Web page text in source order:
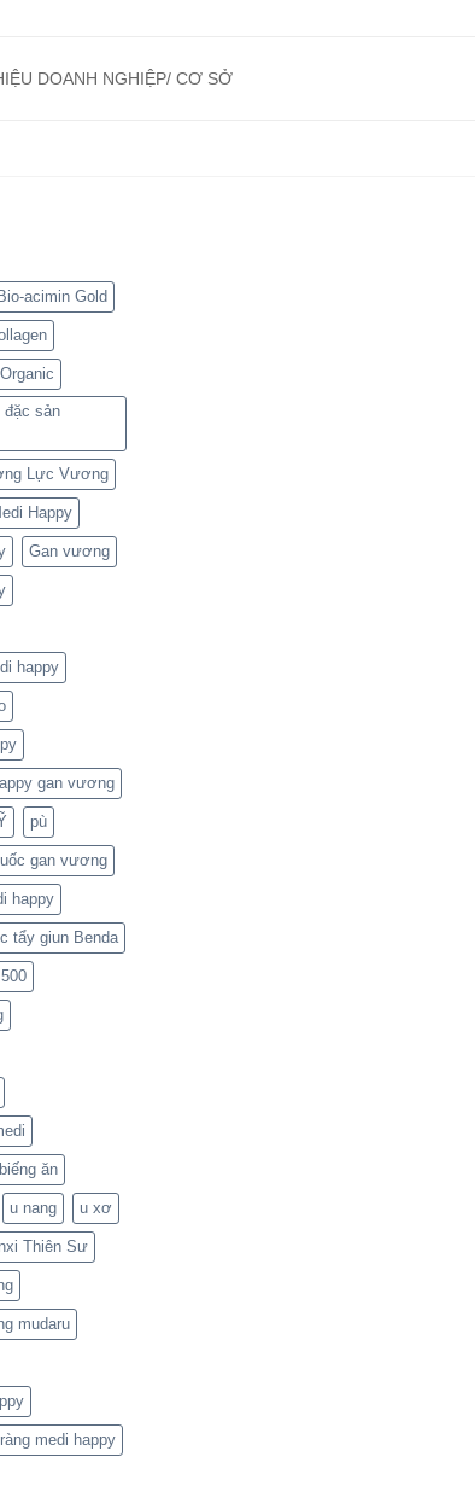
DOANH NGHIỆP/ CƠ SỞ
acimin Gold
đặc sản
Lực Vương
Happy
Gan vương
happy
gan vương
pù
gan vương
happy
tẩy giun Benda
ăn
u nang u xơ
Thiên Sư
mudaru
medi happy